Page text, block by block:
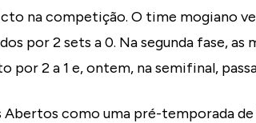
na competição. O time mogiano
por 2 sets a 0. Na segunda fase, as
por 2 a 1 e, ontem, na semifinal,
como uma pré-temporada de